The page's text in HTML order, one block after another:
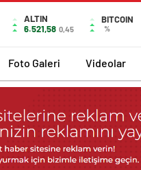
ALTIN
6.521,58 0,45
BITCOIN
%
Foto Galeri Videolar